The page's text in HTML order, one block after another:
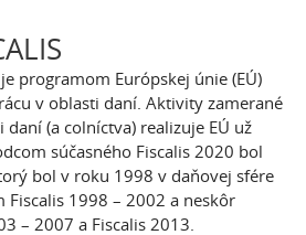
programom Európskej únie (EÚ)
v oblasti daní. Aktivity zamerané
(a colníctva) realizuje EÚ už
súčasného Fiscalis 2020 bol
bol v roku 1998 v daňovej sfére
1998 – 2002 a neskôr
– 2007 a Fiscalis 2013.